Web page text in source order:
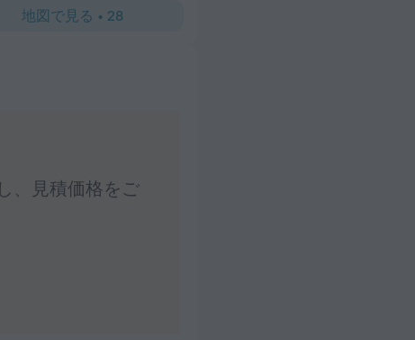
地図で見る • 28
、見積価格をご